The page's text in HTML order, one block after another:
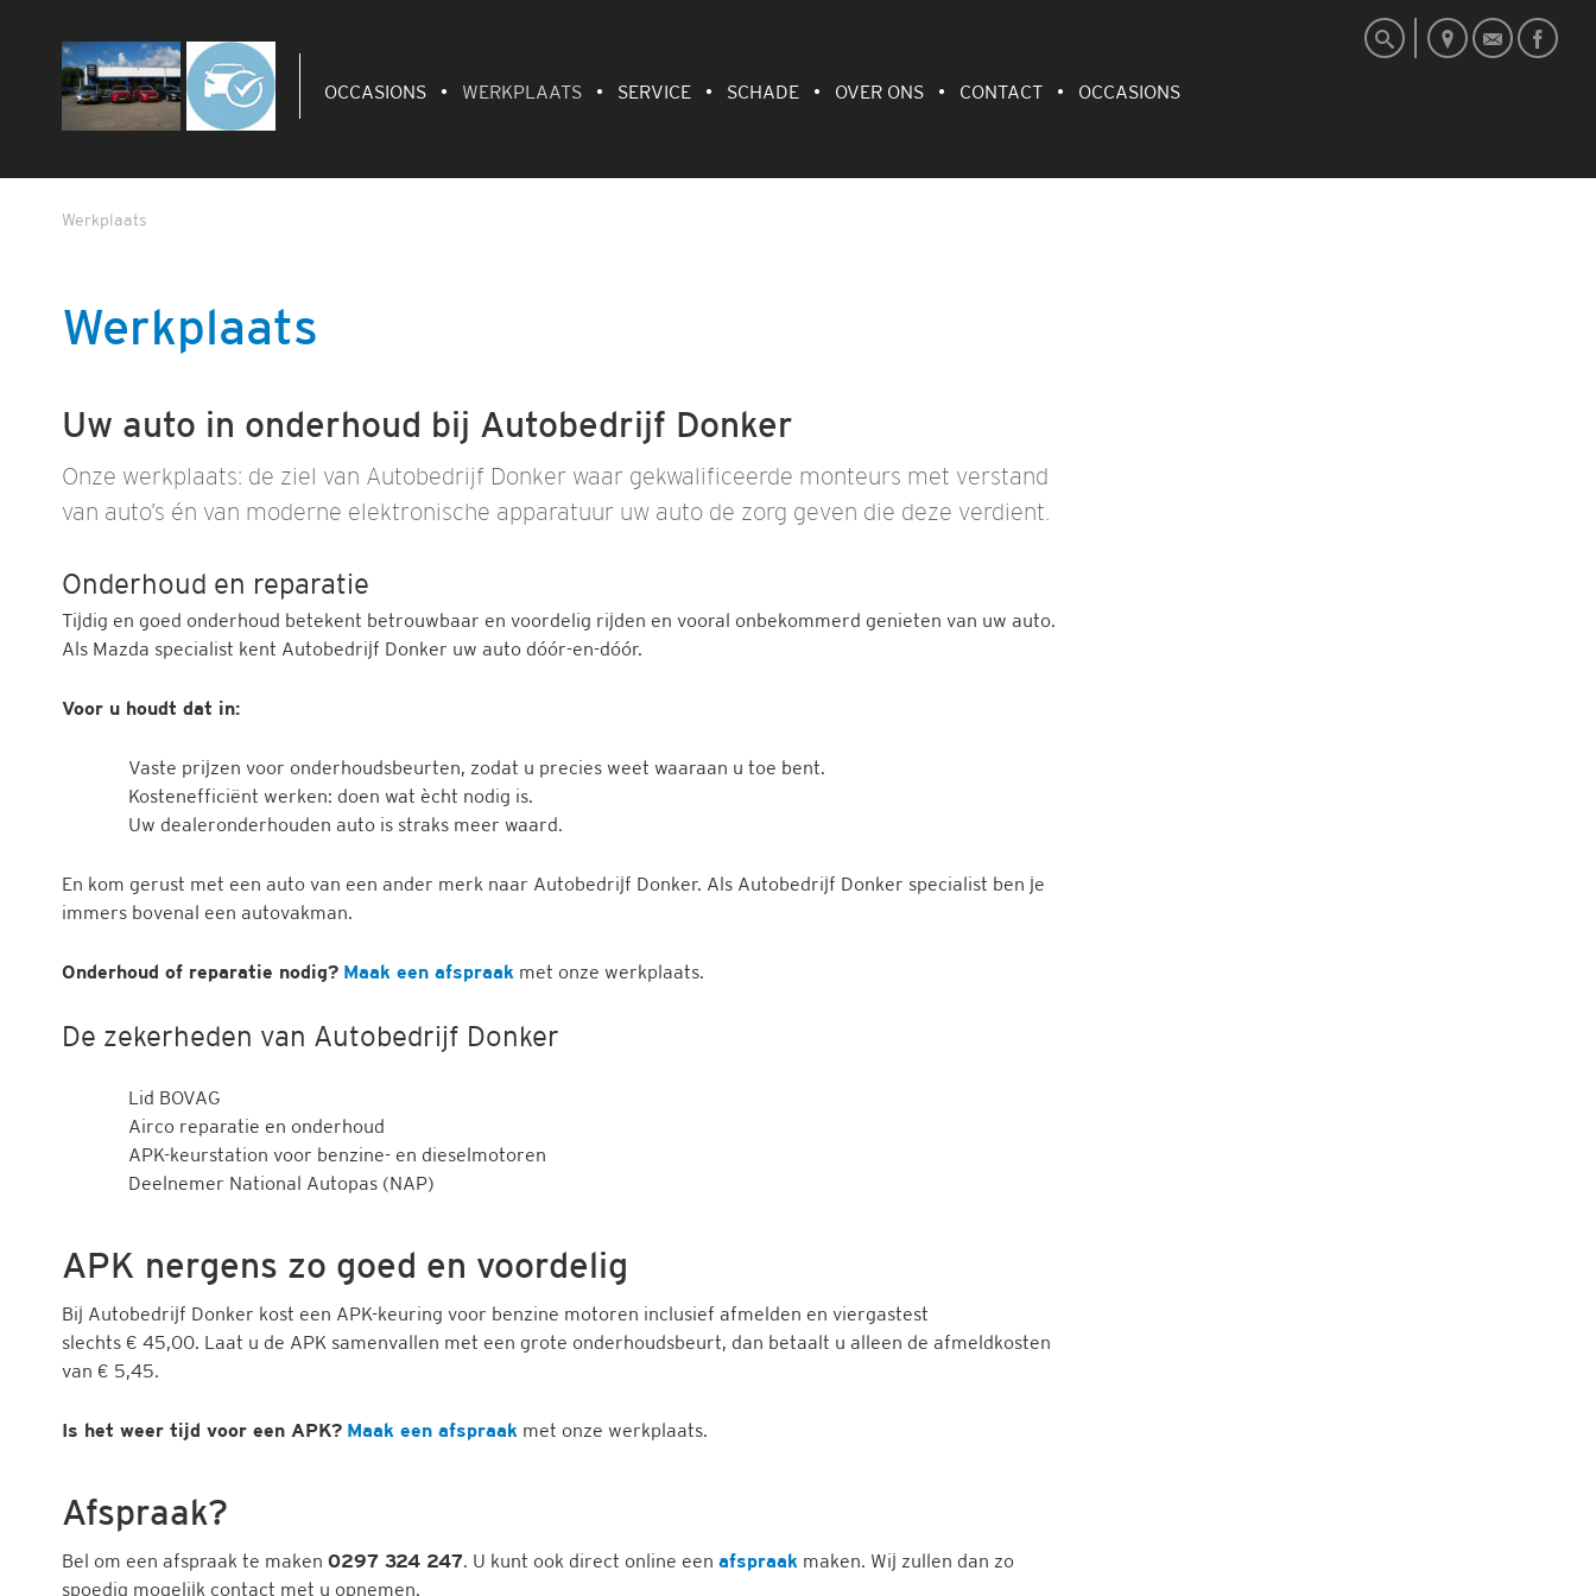
OCCASIONS WERKPLAATS SERVICE SCHADE OVER ONS CONTACT OCCASIONS
Werkplaats
Werkplaats
Uw auto in onderhoud bij Autobedrijf Donker
Onze werkplaats: de ziel van Autobedrijf Donker waar gekwalificeerde monteurs met verstand
van auto’s én van moderne elektronische apparatuur uw auto de zorg geven die deze verdient.
Onderhoud en reparatie
Tijdig en goed onderhoud betekent betrouwbaar en voordelig rijden en vooral onbekommerd genieten van uw auto.
Als Mazda specialist kent Autobedrijf Donker uw auto dóór-en-dóór.
Voor u houdt dat in:
Vaste prijzen voor onderhoudsbeurten, zodat u precies weet waaraan u toe bent.
Kostenefficiënt werken: doen wat ècht nodig is.
Uw dealeronderhouden auto is straks meer waard.
En kom gerust met een auto van een ander merk naar Autobedrijf Donker. Als Autobedrijf Donker specialist ben je
immers bovenal een autovakman.
Onderhoud of reparatie nodig? Maak een afspraak met onze werkplaats.
De zekerheden van Autobedrijf Donker
Lid BOVAG
Airco reparatie en onderhoud
APK-keurstation voor benzine- en dieselmotoren
Deelnemer National Autopas (NAP)
APK nergens zo goed en voordelig
Bij Autobedrijf Donker kost een APK-keuring voor benzine motoren inclusief afmelden en viergastest
slechts € 45,00. Laat u de APK samenvallen met een grote onderhoudsbeurt, dan betaalt u alleen de afmeldkosten
van € 5,45.
Is het weer tijd voor een APK? Maak een afspraak met onze werkplaats.
Afspraak?
Bel om een afspraak te maken 0297 324 247. U kunt ook direct online een afspraak maken. Wij zullen dan zo
spoedig mogelijk contact met u opnemen.